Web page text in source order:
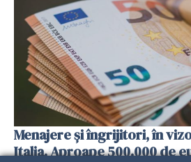
Menajere și îngrijitori, în
Italia. Aproape 500.000 de